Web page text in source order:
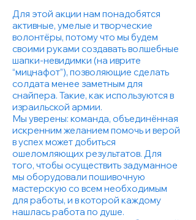
Для этой акции нам понадобятся
активные, умелые и творческие
волонтёры, потому что мы будем
своими руками создавать волшебные
шапки-невидимки (на иврите
“мицнафот”), позволяющие сделать
солдата менее заметным для
снайпера. Такие, как используются в
израильской армии.
Мы уверены: команда, объединённая
искренним желанием помочь и верой
в успех может добиться
ошеломляющих результатов. Для
того, чтобы осуществить задуманное
мы оборудовали пошивочную
мастерскую со всем необходимым
для работы, и в которой каждому
нашлась работа по душе.